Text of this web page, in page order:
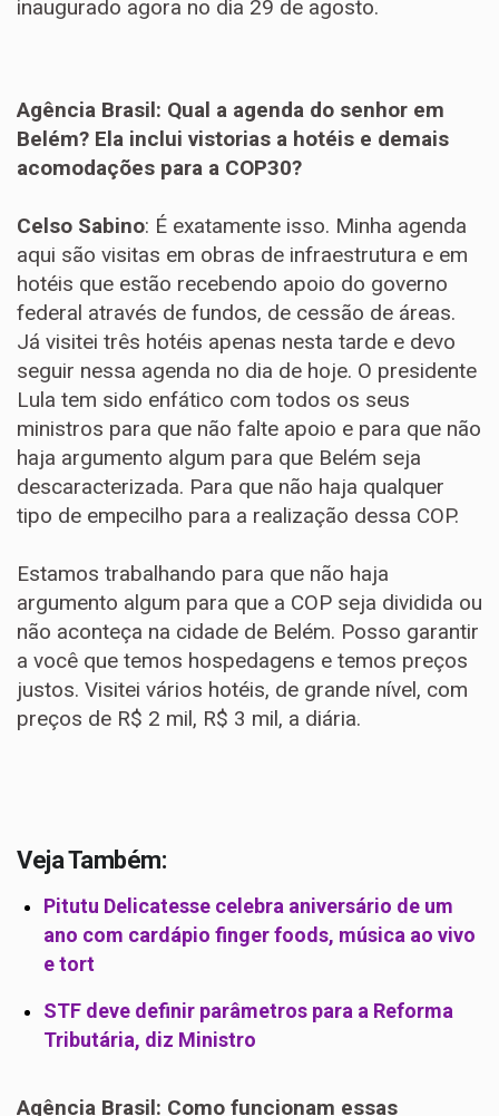
inaugurado agora no dia 29 de agosto.
Agência Brasil: Qual a agenda do senhor em
Belém? Ela inclui vistorias a hotéis e demais
acomodações para a COP30?
Celso Sabino: É exatamente isso. Minha agenda
aqui são visitas em obras de infraestrutura e em
hotéis que estão recebendo apoio do governo
federal através de fundos, de cessão de áreas.
Já visitei três hotéis apenas nesta tarde e devo
seguir nessa agenda no dia de hoje. O presidente
Lula tem sido enfático com todos os seus
ministros para que não falte apoio e para que não
haja argumento algum para que Belém seja
descaracterizada. Para que não haja qualquer
tipo de empecilho para a realização dessa COP.
Estamos trabalhando para que não haja
argumento algum para que a COP seja dividida ou
não aconteça na cidade de Belém. Posso garantir
a você que temos hospedagens e temos preços
justos. Visitei vários hotéis, de grande nível, com
preços de R$ 2 mil, R$ 3 mil, a diária.
Veja Também:
Pitutu Delicatesse celebra aniversário de um
ano com cardápio finger foods, música ao vivo
e tort
STF deve definir parâmetros para a Reforma
Tributária, diz Ministro
Agência Brasil: Como funcionam essas